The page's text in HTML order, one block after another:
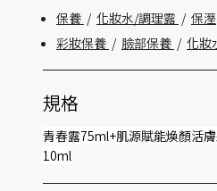
保養 / 化妝水/調理露 / 保溼
彩妝保養 / 臉部保養 / 化妝
規格
青春露75ml+肌源賦能煥顏活
10ml